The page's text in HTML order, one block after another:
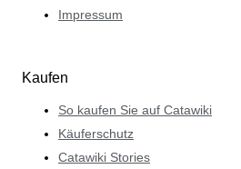
Impressum
Kaufen
So kaufen Sie auf Catawiki
Käuferschutz
Catawiki Stories